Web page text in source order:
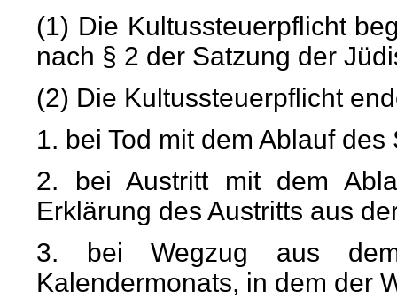
(1) Die Kultussteuerpflicht
nach § 2 der Satzung der
(2) Die Kultussteuerpflicht
1. bei Tod mit dem Ablauf
2. bei Austritt mit dem
Erklärung des Austritts aus
3. bei Wegzug aus
Kalendermonats, in dem der